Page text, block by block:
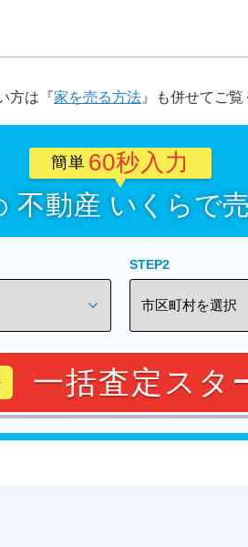
方は『家を売る方法 』も併せてご覧
簡単 60秒入力
不動産 いくらで
STEP2
一括査定スタ